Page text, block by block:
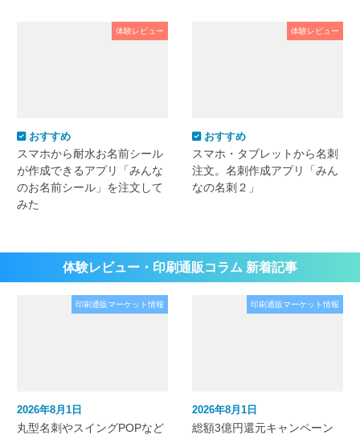
体験レビュー
おすすめ
スマホから耐水お名前シール
が作成できるアプリ「みんな
のお名前シール」を注文して
みた
体験レビュー
おすすめ
スマホ・タブレットから名刺
注文。名刺作成アプリ「みん
なの名刺２」
体験レビュー・印刷通販コラム 新着記事
印刷通販マーケット情報
2026年8月1日
丸型名刺やスイングPOPなど
印刷通販マーケット情報
2026年8月1日
総額3億円還元キャンペーン